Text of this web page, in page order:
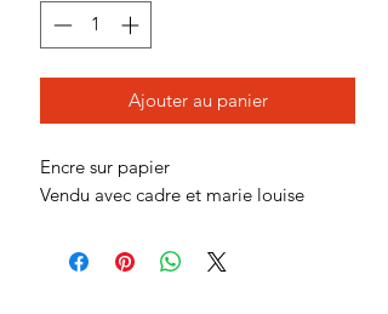
Ajouter au panier
Encre sur papier
Vendu avec cadre et marie louise